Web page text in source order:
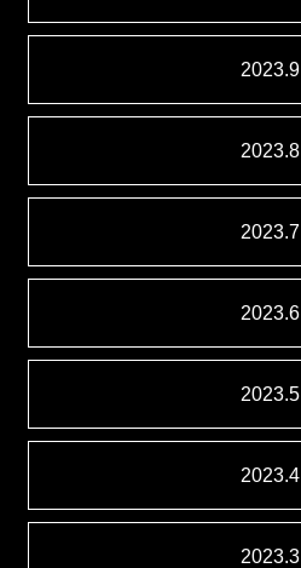
2023.9
2023.8
2023.7
2023.6
2023.5
2023.4
2023.3